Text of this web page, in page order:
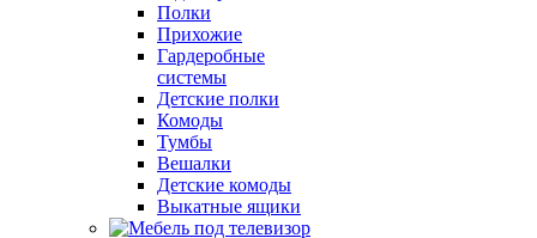
Полки
Прихожие
Гардеробные
системы
Детские полки
Комоды
Тумбы
Вешалки
Детские комоды
Выкатные ящики